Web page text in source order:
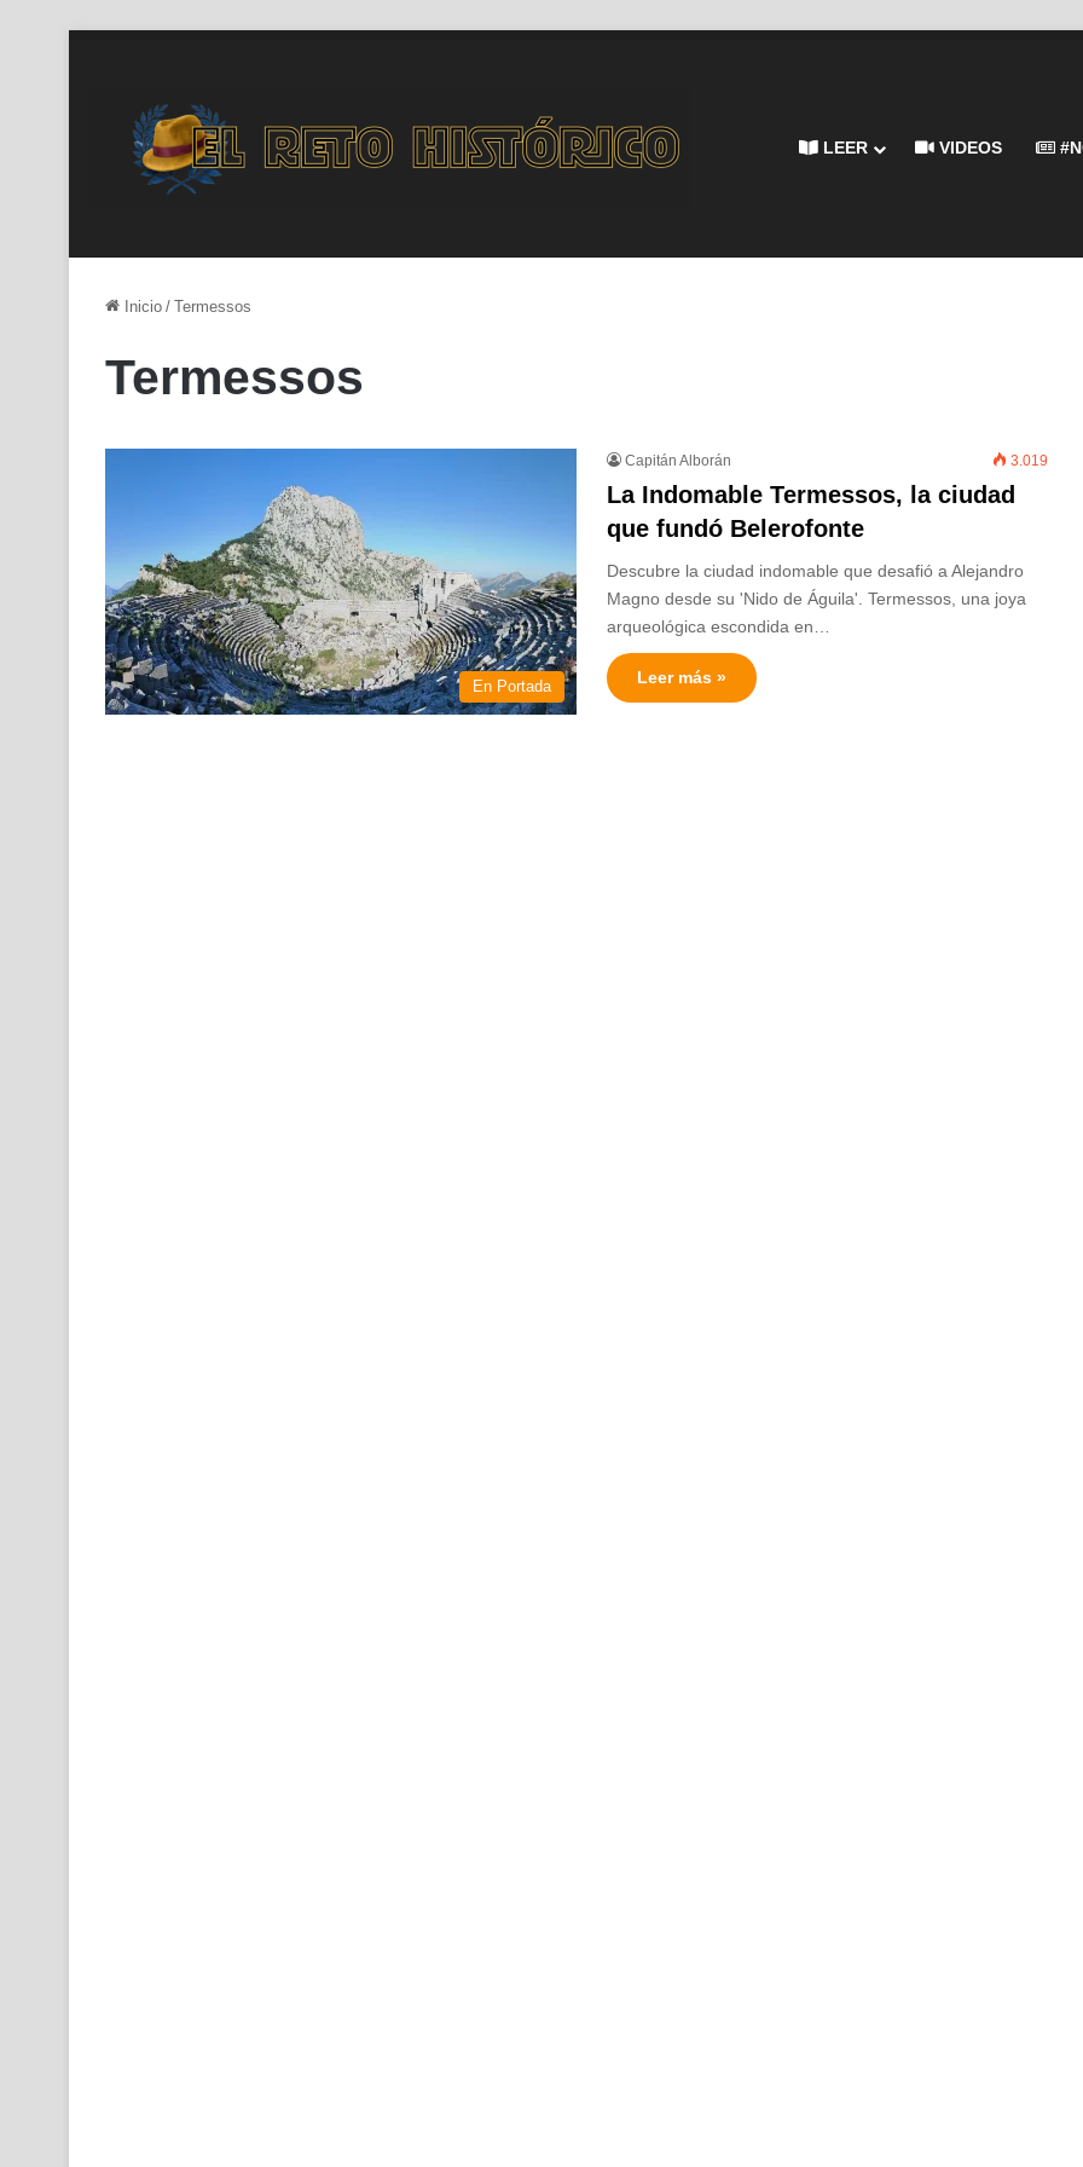
LEER VIDEOS
Inicio / Termessos
Termessos
En Portada
Capitán Alborán 3.019
La Indomable Termessos, la ciudad
que fundó Belerofonte
Descubre la ciudad indomable que desafió a Alejandro
Magno desde su 'Nido de Águila'. Termessos, una joya
arqueológica escondida en…
Leer más »